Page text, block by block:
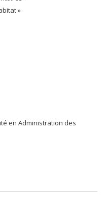
»
en Administration des